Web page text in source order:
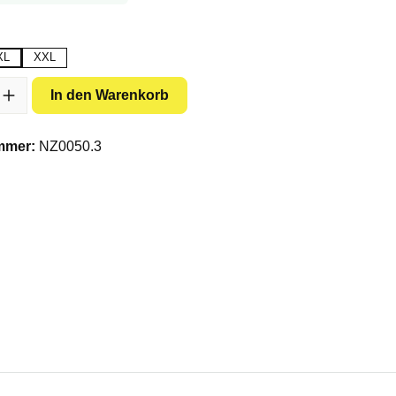
ist zurzeit nicht verfügbar.)
XXL
Gib den gewünschten Wert ein oder benutze die Schaltflächen
In den Warenkorb
NZ0050.3